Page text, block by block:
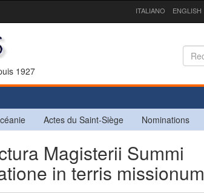
ITALIANO ENGLISH
1927
Actes du Saint-Siège Nominations
Magisterii Summi
in terris missionum